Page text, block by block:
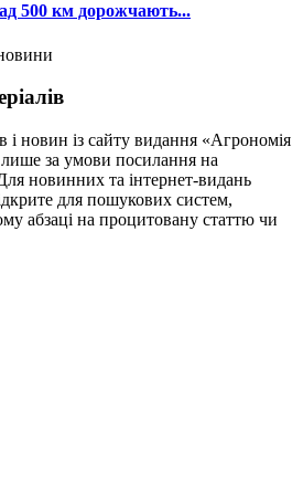
500 км дорожчають...
і новин із сайту видання «Агрономія
лише за умови посилання на
новинних та інтернет-видань
для пошукових систем,
абзаці на процитовану статтю чи